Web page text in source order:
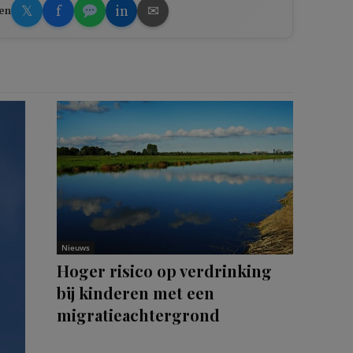
𝕏 f in ✉
Nieuws
Hoger risico op verdrinking
bij kinderen met een
migratieachtergrond